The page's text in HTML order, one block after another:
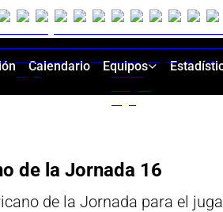
Calendario Equipos
de la Jornada 16
de la Jornada para el